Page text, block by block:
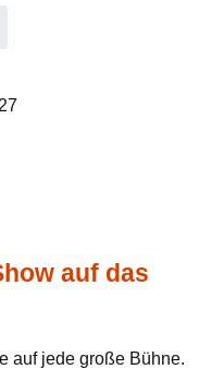
auf das
auf jede große Bühne.